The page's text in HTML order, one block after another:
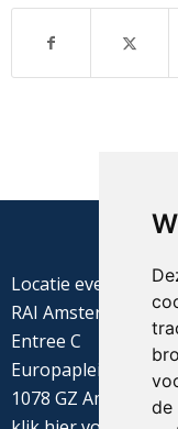
de
Locatie evenement
RAI Amsterdam
Entree C
Europaplein 22
1078 GZ Amsterdam